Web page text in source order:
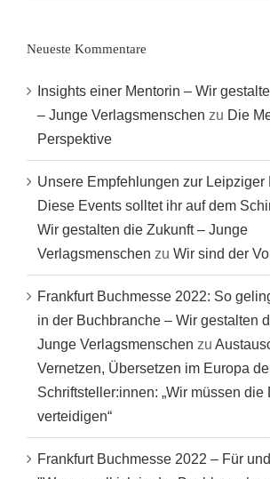
Neueste Kommentare
Insights einer Mentorin – Wir
– Junge Verlagsmenschen zu Die
Perspektive
Unsere Empfehlungen zur Leipziger
Diese Events solltet ihr auf dem
Wir gestalten die Zukunft – Junge
Verlagsmenschen zu Wir sind der
Frankfurt Buchmesse 2022: So
in der Buchbranche – Wir gestalten
Junge Verlagsmenschen zu
Vernetzen, Übersetzen im Europa
Schriftsteller:innen: „Wir müssen die
verteidigen“
Frankfurt Buchmesse 2022 – Für